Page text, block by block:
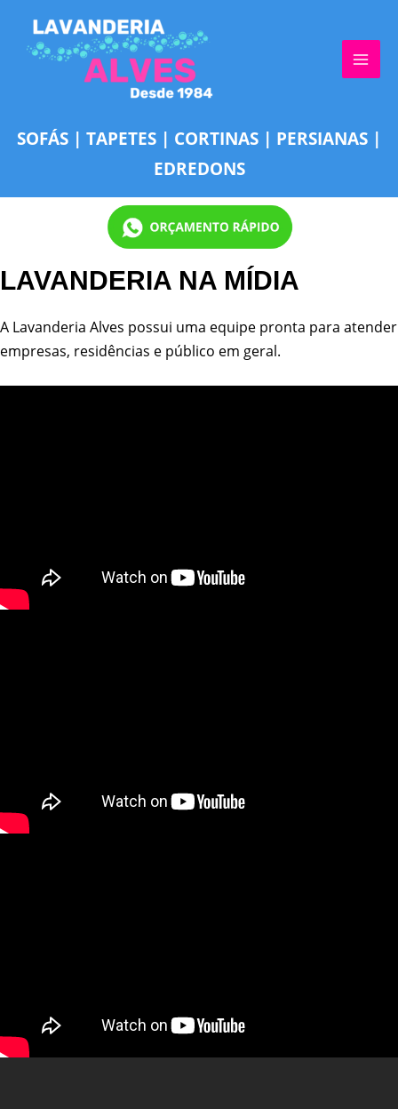
SOFÁS | TAPETES | CORTINAS | PERSIANAS |
EDREDONS
LAVANDERIA NA MÍDIA
A Lavanderia Alves possui uma equipe pronta para atender
empresas, residências e público em geral.